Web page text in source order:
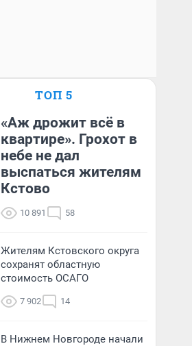
ТОП 5
«Аж дрожит всё в
квартире». Грохот в
небе не дал
выспаться жителям
Кстово
10 891 58
Жителям Кстовского округа
сохранят областную
стоимость ОСАГО
7 902 14
В Нижнем Новгороде начали